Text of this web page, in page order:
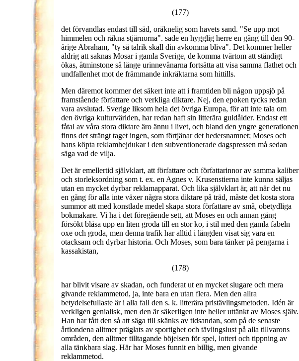
(177)
det förvandlas endast till säd, oräknelig som havets sand. "Se upp mot
himmelen och räkna stjärnorna". sade en hygglig herre en gång till den 90-
årige Abraham, "ty så talrik skall din avkomma bliva". Det kommer heller
aldrig att saknas Mosar i gamla Sverige, de komma tvärtom att ständigt
ökas, åtminstone så länge urinnevånarna fortsätta att visa samma flathet och
undfallenhet mot de främmande inkräktarna som hittills.
Men däremot kommer det säkert inte att i framtiden bli någon uppsjö på
framstående författare och verkliga diktare. Nej, den epoken tycks redan
vara avslutad. Sverige liksom hela det övriga Europa, för att inte tala om
den övriga kulturvärlden, har redan haft sin litterära guldålder. Endast ett
fåtal av våra stora diktare äro ännu i livet, och bland den yngre generationen
finns det strängt taget ingen, som förtjänar det hedersnamnet; Moses och
hans köpta reklamhejdukar i den subventionerade dagspressen må sedan
säga vad de vilja.
Det är emellertid självklart, att författare och författarinnor av samma kaliber
och storleksordning som t. ex. en Agnes v. Krusenstierna inte kunna säljas
utan en mycket dyrbar reklamapparat. Och lika självklart är, att när det nu
en gång för alla inte växer några stora diktare på träd, måste det kosta stora
summor att med konstlade medel skapa stora författare av små, obetydliga
bokmakare. Vi ha i det föregående sett, att Moses en och annan gång
försökt blåsa upp en liten groda till en stor ko, i stil med den gamla fabeln
oxe och groda, men denna trafik har alltid i längden visat sig vara en
otacksam och dyrbar historia. Och Moses, som bara tänker på pengarna i
kassakistan,
(178)
har blivit visare av skadan, och funderat ut en mycket slugare och mera
givande reklammetod, ja, inte bara en utan flera. Men den allra
betydelsefullaste är i alla fall den s. k. litterära pristävlingsmetoden. Idén är
verkligen genialisk, men den är säkerligen inte heller uttänkt av Moses själv.
Han har fått den så att säga till skänks av tidsandan, som på de senaste
årtiondena alltmer präglats av sportighet och tävlingslust på alla tillvarons
områden, den alltmer tilltagande böjelsen för spel, lotteri och tippning av
alla tänkbara slag. Här har Moses funnit en billig, men givande
reklammetod.